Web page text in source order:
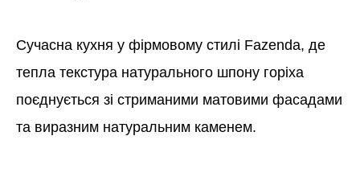
Сучасна кухня у фірмовому стилі Fazenda, де
тепла текстура натурального шпону горіха
поєднується зі стриманими матовими фасадами
та виразним натуральним каменем.